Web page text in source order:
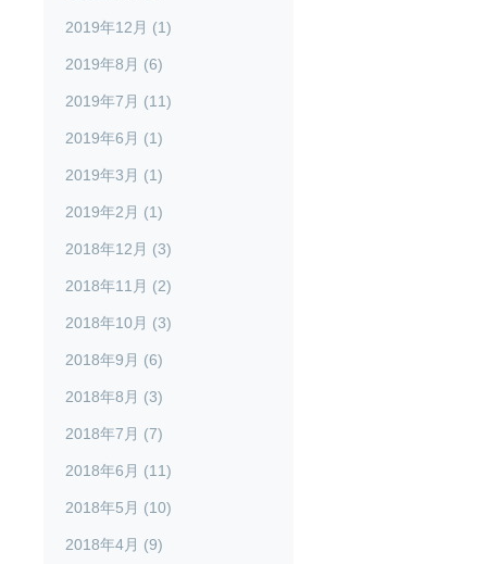
2019年12月 (1)
2019年8月 (6)
2019年7月 (11)
2019年6月 (1)
2019年3月 (1)
2019年2月 (1)
2018年12月 (3)
2018年11月 (2)
2018年10月 (3)
2018年9月 (6)
2018年8月 (3)
2018年7月 (7)
2018年6月 (11)
2018年5月 (10)
2018年4月 (9)